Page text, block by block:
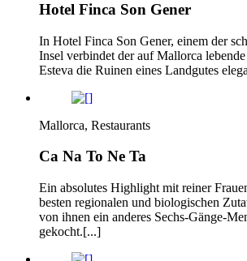
Hotel Finca Son Gener
In Hotel Finca Son Gener, einem der
Insel verbindet der auf Mallorca
Esteva die Ruinen eines Landgutes
Mallorca, Restaurants
Ca Na To Ne Ta
Ein absolutes Highlight mit reiner
besten regionalen und biologischen
von ihnen ein anderes Sechs-Gänge-
gekocht.[...]